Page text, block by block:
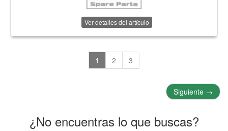
Ver detalles del artículo
1 2 3
Siguiente →
¿No encuentras lo que buscas?